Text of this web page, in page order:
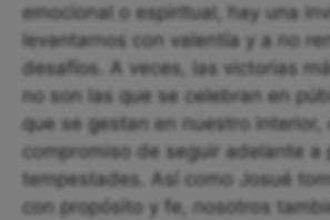
emocional o espiritual, hay una
levantarnos con valentía y a no
desafíos. A veces, las victorias
no son las que se celebran en
que se gestan en nuestro interior,
compromiso de seguir adelante a
tempestades. Así como Josué
con propósito y fe, nosotros